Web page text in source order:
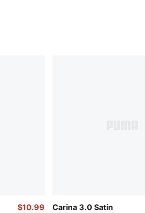
$10.99
Carina 3.0 Satin